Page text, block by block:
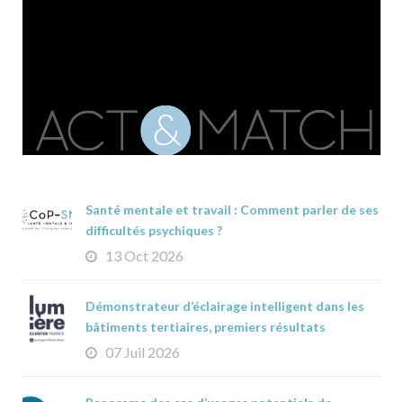
Santé mentale et travail : Comment parler de ses
difficultés psychiques ?
13 Oct 2026
Démonstrateur d’éclairage intelligent dans les
bâtiments tertiaires, premiers résultats
07 Juil 2026